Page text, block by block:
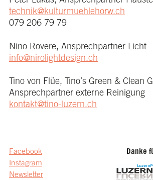
technik@kulturmuehlehorw.ch
079 206 79 79
Nino Rovere, Ansprechpartner Licht
info@nirolightdesign.ch
Tino von Flüe, Tino’s Green & Clean
Ansprechpartner externe Reinigung
kontakt@tino-luzern.ch
Facebook
Instagram
Newsletter
Danke